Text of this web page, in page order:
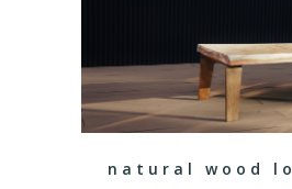
natural wood